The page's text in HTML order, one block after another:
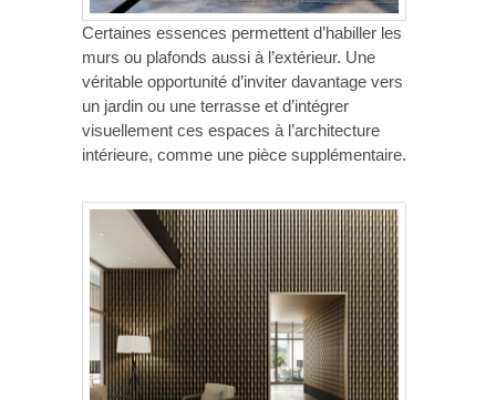
Certaines essences permettent d’habiller les
murs ou plafonds aussi à l’extérieur. Une
véritable opportunité d’inviter davantage vers
un jardin ou une terrasse et d’intégrer
visuellement ces espaces à l’architecture
intérieure, comme une pièce supplémentaire.